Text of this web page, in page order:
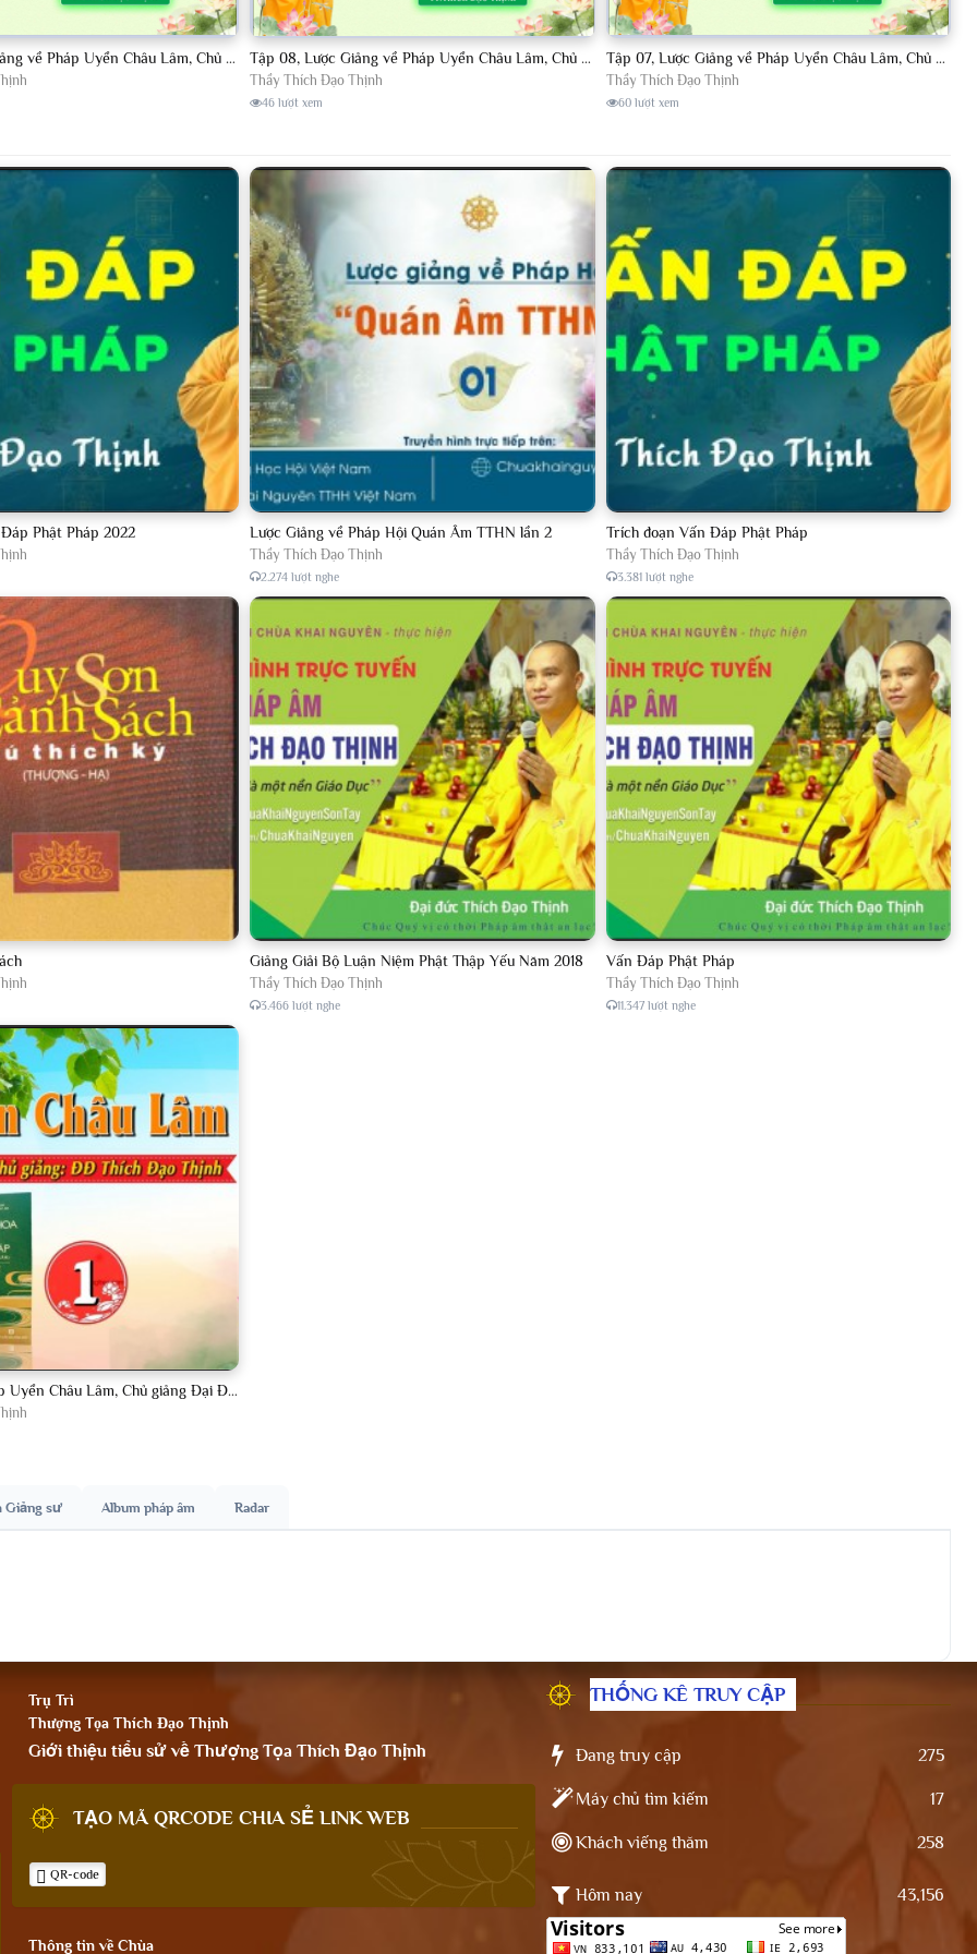
Tập 06, Lược Giảng về Pháp Uyển Châu Lâm, Chủ giảng TT. Thích Đạo Thịnh Tập 08, Lược Giảng về Pháp Uyển Châu Lâm, Chủ giảng TT. Thích Đạo Thịnh.
Thầy Thích Đạo Thịnh
46 lượt xem
Tập 07, Lược Giảng về Pháp Uyển Châu Lâm, Chủ giảng TT Thích Đạo Thịnh
Thầy Thích Đạo Thịnh
60 lượt xem
Phật Pháp 2022 Lược Giảng về Pháp Hội Quán Âm TTHN lần 2
Thầy Thích Đạo Thịnh
2.274 lượt nghe
Trích đoạn Vấn Đáp Phật Pháp
Thầy Thích Đạo Thịnh
3.381 lượt nghe
Giảng Giải Bộ Luận Niệm Phật Thập Yếu Năm 2018
Thầy Thích Đạo Thịnh
3.466 lượt nghe
Vấn Đáp Phật Pháp
Thầy Thích Đạo Thịnh
11.347 lượt nghe
Lược Giảng Pháp Uyển Châu Lâm, Chủ giảng Đại Đức Thích Đạo Thịnh
Giảng sư Album pháp âm Radar
Trụ Trì
Thượng Tọa Thích Đạo Thịnh
Giới thiệu tiểu sử về Thượng Tọa Thích Đạo Thịnh
TẠO MÃ QRCODE CHIA SẺ LINK WEB
QR-code
Thông tin về Chùa
THỐNG KÊ TRUY CẬP
Đang truy cập 275
Máy chủ tìm kiếm 17
Khách viếng thăm 258
Hôm nay 43,156